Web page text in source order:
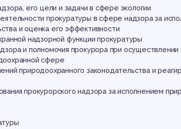
его цели и задачи в сфере экологии
прокуратуры в сфере надзора за
и оценка его эффективности
надзорной функции прокуратуры
и полномочия прокурора при осуществлении
сфере
природоохранного законодательства и
прокурорского надзора за исполнением